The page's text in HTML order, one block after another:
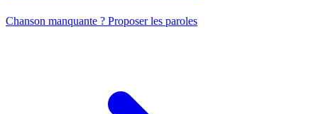
Chanson manquante ? Proposer les paroles